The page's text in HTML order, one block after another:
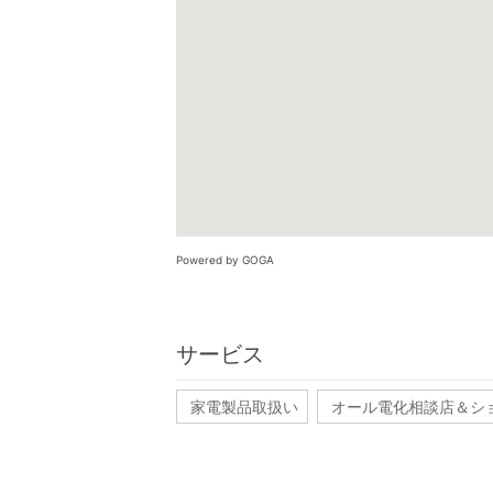
Powered by GOGA
サービス
家電製品取扱い オール電化相談店＆シ